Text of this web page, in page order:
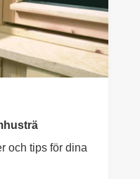
och tips för dina